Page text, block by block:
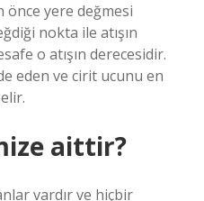
önce yere değmesi
nokta ile atışın
o atışın derecesidir.
eden ve cirit ucunu en
aittir?
vardır ve hiçbir